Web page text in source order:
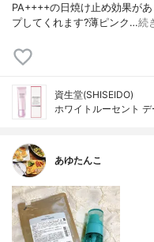
PA++++の日焼け止め効果が
プしてくれます?薄ピンク…続
資生堂(SHISEIDO)
ホワイトルーセント
あゆたんこ